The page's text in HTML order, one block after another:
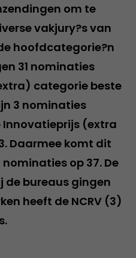
om te
vakjury?s van
hoofdcategorie?n
31 nominaties
categorie beste
3 nominaties
Innovatieprijs (extra
Daarmee komt dit
op 37. De
de bureaus gingen
heeft de NCRV (3)